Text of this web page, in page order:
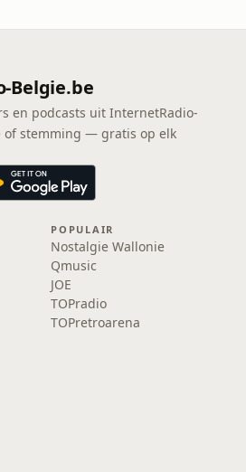
Belgie.be
en podcasts uit InternetRadio-
of stemming — gratis op elk
POPULAIR
Nostalgie Wallonie
Qmusic
JOE
TOPradio
TOPretroarena